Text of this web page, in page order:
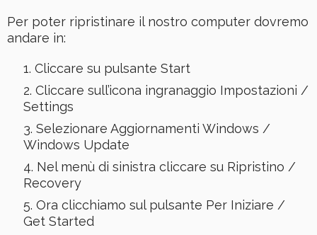
Per poter ripristinare il nostro computer dovremo
andare in:
Cliccare su pulsante Start
Cliccare sull’icona ingranaggio Impostazioni /
Settings
Selezionare Aggiornamenti Windows /
Windows Update
Nel menù di sinistra cliccare su Ripristino /
Recovery
Ora clicchiamo sul pulsante Per Iniziare /
Get Started